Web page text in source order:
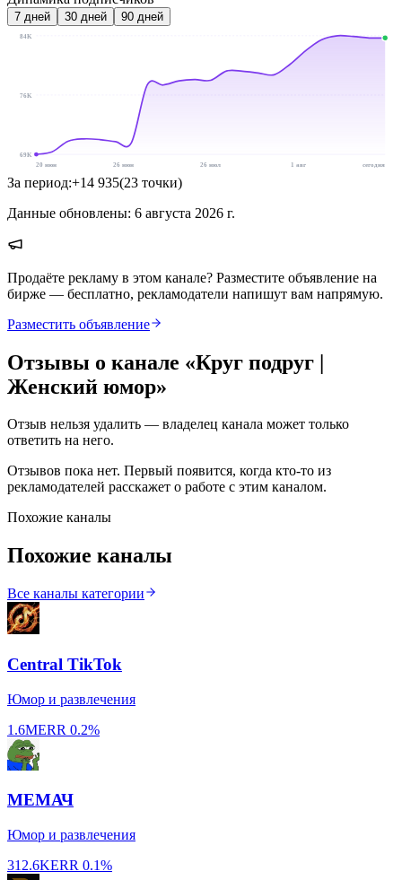
7 дней 30 дней 90 дней
84K
76K
69K
20 июн
26 июн 26 июл 1 авг сегодня
За период:+14 935(23 точки)
Данные обновлены: 6 августа 2026 г.
Продаёте рекламу в этом канале? Разместите объявление на
бирже — бесплатно, рекламодатели напишут вам напрямую.
Разместить объявление
Отзывы о канале «Круг подруг |
Женский юмор»
Отзыв нельзя удалить — владелец канала может только
ответить на него.
Отзывов пока нет. Первый появится, когда кто-то из
рекламодателей расскажет о работе с этим каналом.
Похожие каналы
Похожие каналы
Все каналы категории
Central TikTok
Юмор и развлечения
1.6MERR 0.2%
МЕМАЧ
Юмор и развлечения
312.6KERR 0.1%